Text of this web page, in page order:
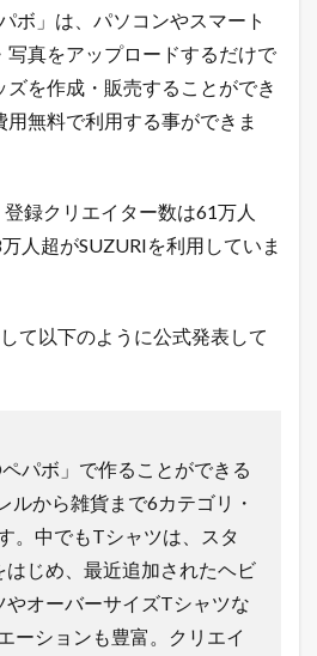
ボ」は、パソコンやスマート
写真をアップロードするだけで
を作成・販売することができ
無料で利用する事ができま
録クリエイター数は61万人
人超がSUZURIを利用していま
て以下のように公式発表して
ペパボ」で作ることができる
ルから雑貨まで6カテゴリ・
。中でもTシャツは、スタ
はじめ、最近追加されたヘビ
オーバーサイズTシャツな
ーションも豊富。クリエイ